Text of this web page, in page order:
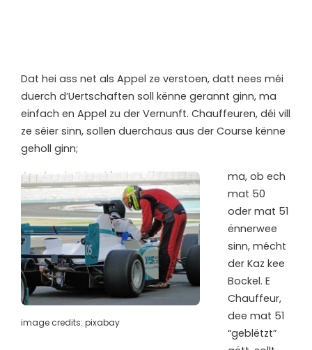
Dat hei ass net als Appel ze verstoen, datt nees méi
duerch d’Uertschaften soll kënne gerannt ginn, ma
einfach en Appel zu der Vernunft. Chauffeuren, déi vill
ze séier sinn, sollen duerchaus aus der Course kënne
geholl ginn;
image credits: pixabay
ma, ob ech
mat 50
oder mat 51
ënnerwee
sinn, mécht
der Kaz kee
Bockel. E
Chauffeur,
dee mat 51
“geblëtzt”